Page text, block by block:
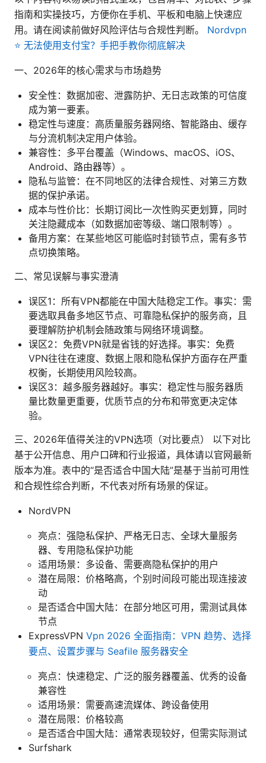
指南和实操技巧，方便你在手机、平板和电脑上快速应
用。请在阅读前做好风险评估与合规性判断。 Nordvpn
⭐ 无法使用支付宝？手把手教你彻底解决
一、2026年的核心需求与市场趋势
安全性：数据加密、泄露防护、无日志政策的可信度
成为第一要素。
稳定性与速度：高质量服务器网络、智能路由、缓存
与分流机制决定用户体验。
兼容性：多平台覆盖（Windows、macOS、iOS、
Android、路由器等）。
隐私与监管：在不同地区的法律合规性、对第三方数
据的保护承诺。
成本与性价比：长期订阅比一次性购买更划算，同时
关注隐藏成本（如数据加密等级、端口限制等）。
备用方案：在某些地区可能临时封锁节点，需有多节
点切换策略。
二、常见误解与事实澄清
误区1：所有VPN都能在中国大陆稳定工作。事实：需
要选取具备多地区节点、可靠隐私保护的服务商，且
要理解防护机制会随政策与网络环境调整。
误区2：免费VPN就是省钱的好选择。事实：免费
VPN往往在速度、数据上限和隐私保护方面存在严重
权衡，长期使用风险较高。
误区3：越多服务器越好。事实：稳定性与服务器质
量比数量更重要，优质节点的分布和带宽更决定体
验。
三、2026年值得关注的VPN选项（对比要点） 以下对比
基于公开信息、用户口碑和行业报道，具体请以官网最新
版本为准。表中的“是否适合中国大陆”是基于当前可用性
和合规性综合判断，不代表对所有场景的保证。
NordVPN
亮点：强隐私保护、严格无日志、全球大量服务
器、专用隐私保护功能
适用场景：多设备、需要高隐私保护的用户
潜在局限：价格略高，个别时间段可能出现连接波
动
是否适合中国大陆：在部分地区可用，需测试具体
节点
ExpressVPN Vpn 2026 全面指南：VPN 趋势、选择
要点、设置步骤与 Seafile 服务器安全
亮点：快速稳定、广泛的服务器覆盖、优秀的设备
兼容性
适用场景：需要高速流媒体、跨设备使用
潜在局限：价格较高
是否适合中国大陆：通常表现较好，但需实际测试
Surfshark